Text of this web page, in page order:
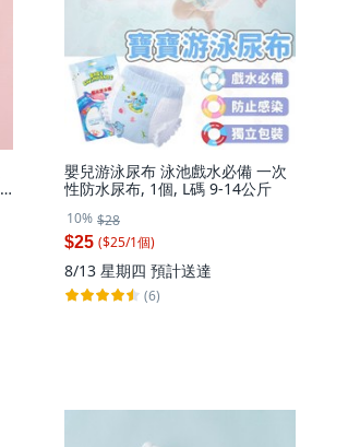
嬰兒游泳尿布 泳池戲水必備 一次
性防水尿布, 1個, L碼 9-14公斤
10% $28
$25 ($25/1個)
8/13 星期四 預計送達
(6)